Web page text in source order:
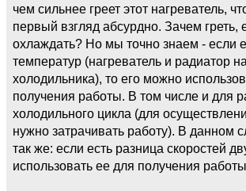
чем сильнее греет этот нагреватель,
первый взгляд абсурдно. Зачем греть,
охлаждать? Но мы точно знаем - если
температур (нагреватель и радиатор
холодильника), то его можно
получения работы. В том числе и для
холодильного цикла (для
нужно затрачивать работу). В данном
так же: если есть разница скоростей
использовать ее для получения